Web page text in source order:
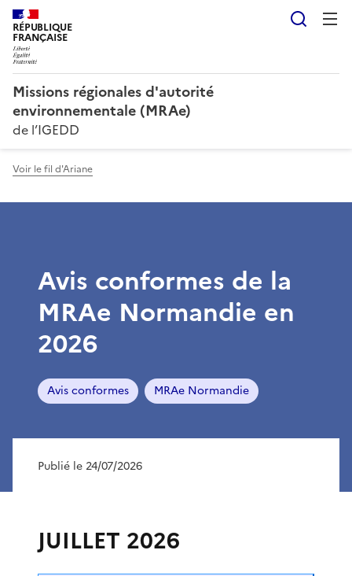
RÉPUBLIQUE
FRANÇAISE
Missions régionales d'autorité
environnementale (MRAe)
de l’IGEDD
Voir le fil d'Ariane
Avis conformes de la
MRAe Normandie en
2026
Avis conformes MRAe Normandie
Publié le 24/07/2026
JUILLET 2026